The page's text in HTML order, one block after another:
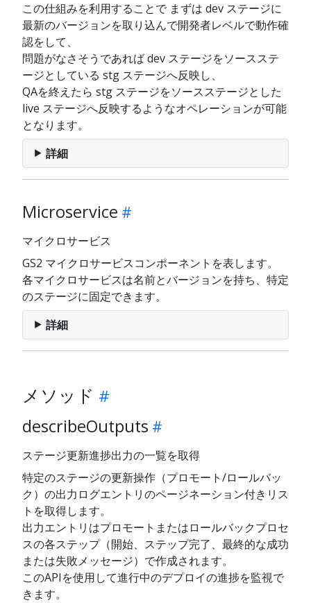
この仕組みを利用することで まずは dev ステージに
最新のバージョンを取り込んで開発者レベルで動作確
認をして、
問題がなさそうであれば dev ステージをソースステ
ージとしている stg ステージへ反映し、
QAを終えたら stg ステージをソースステージとした
live ステージへ反映するようなオペレーションが可能
となります。
詳細
Microservice
マイクロサービス
GS2 マイクロサービスコンポーネントを表します。
各マイクロサービスは名前とバージョンを持ち、特定
のステージに固定できます。
詳細
メソッド
describeOutputs
ステージ更新進捗出力の一覧を取得
特定のステージの更新操作（プロモート/ロールバッ
ク）の出力ログエントリのページネーション付きリス
トを取得します。
出力エントリはプロモートまたはロールバックプロセ
スの各ステップ（開始、ステップ完了、最終的な成功
または失敗メッセージ）で作成されます。
このAPIを使用して進行中のデプロイの進捗を監視で
きます。